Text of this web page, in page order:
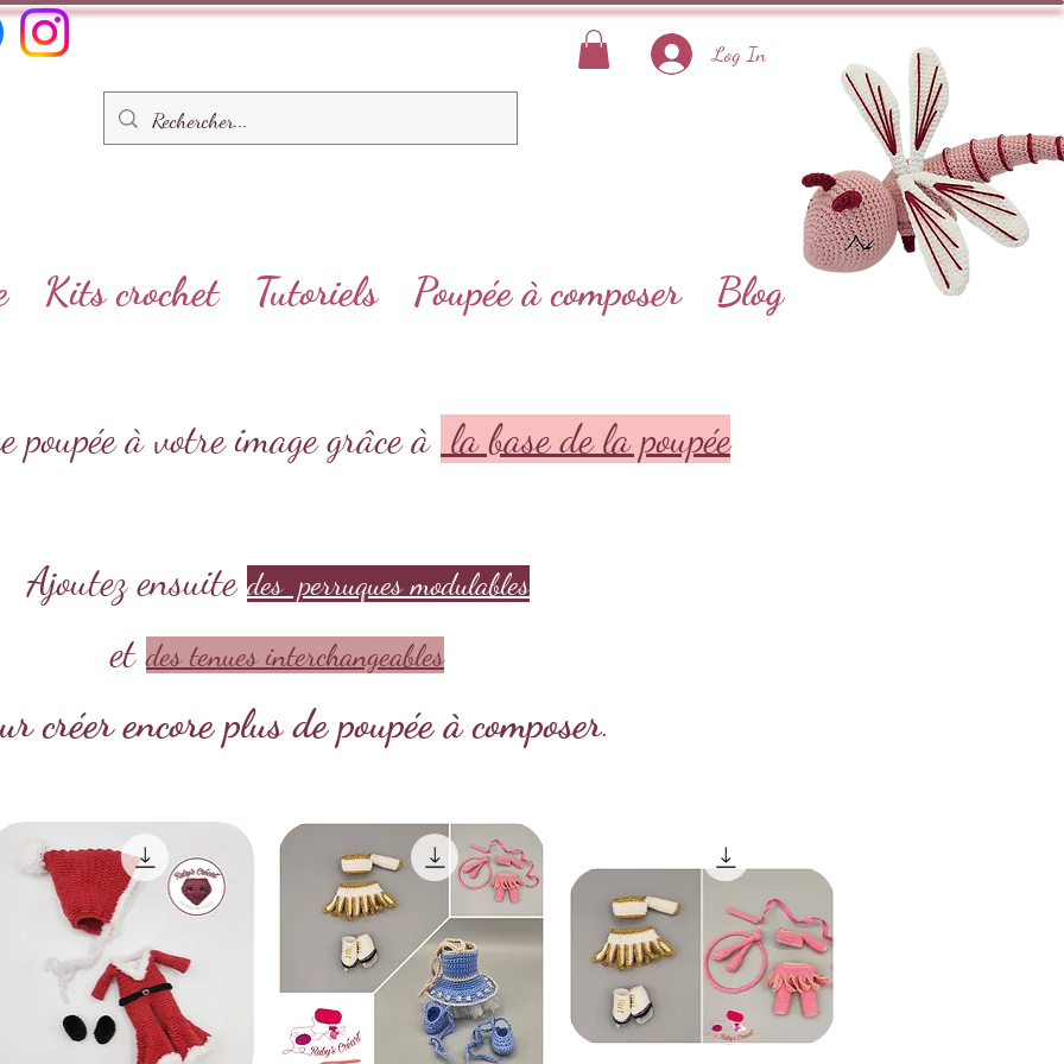
Kits crochet Tutoriels Poupée à composer Blog
Log In
poupée à votre image grâce à la base de la poupée
Ajoutez ensuite des perruques modulables
etdes tenues interchangeables
créer encore plus de poupée à composer.